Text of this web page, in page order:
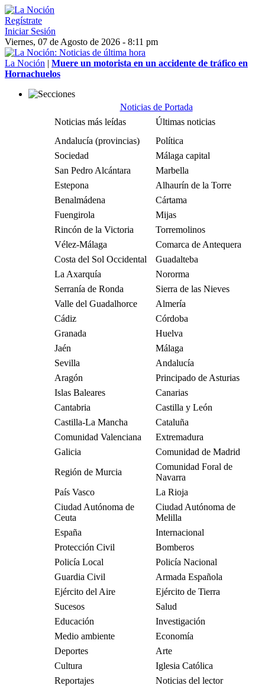
Regístrate
Iniciar Sesión
Viernes, 07 de Agosto de 2026 - 8:11 pm
La Noción | Muere un motorista en un accidente de tráfico en
Hornachuelos
Noticias de Portada
Noticias más leídas
Últimas noticias
Andalucía (provincias)
Política
Sociedad
Málaga capital
San Pedro Alcántara
Marbella
Estepona
Alhaurín de la Torre
Benalmádena
Cártama
Fuengirola
Mijas
Rincón de la Victoria
Torremolinos
Vélez-Málaga
Comarca de Antequera
Costa del Sol Occidental
Guadalteba
La Axarquía
Nororma
Serranía de Ronda
Sierra de las Nieves
Valle del Guadalhorce
Almería
Cádiz
Córdoba
Granada
Huelva
Jaén
Málaga
Sevilla
Andalucía
Aragón
Principado de Asturias
Islas Baleares
Canarias
Cantabria
Castilla y León
Castilla-La Mancha
Cataluña
Comunidad Valenciana
Extremadura
Galicia
Comunidad de Madrid
Región de Murcia
Comunidad Foral de
Navarra
País Vasco
La Rioja
Ciudad Autónoma de
Ceuta
Ciudad Autónoma de
Melilla
España
Internacional
Protección Civil
Bomberos
Policía Local
Policía Nacional
Guardia Civil
Armada Española
Ejército del Aire
Ejército de Tierra
Sucesos
Salud
Educación
Investigación
Medio ambiente
Economía
Deportes
Arte
Cultura
Iglesia Católica
Reportajes
Noticias del lector